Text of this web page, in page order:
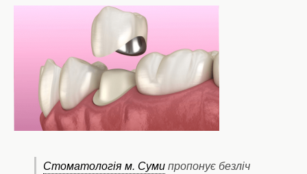
Стоматологія м. Сумипропонує безліч